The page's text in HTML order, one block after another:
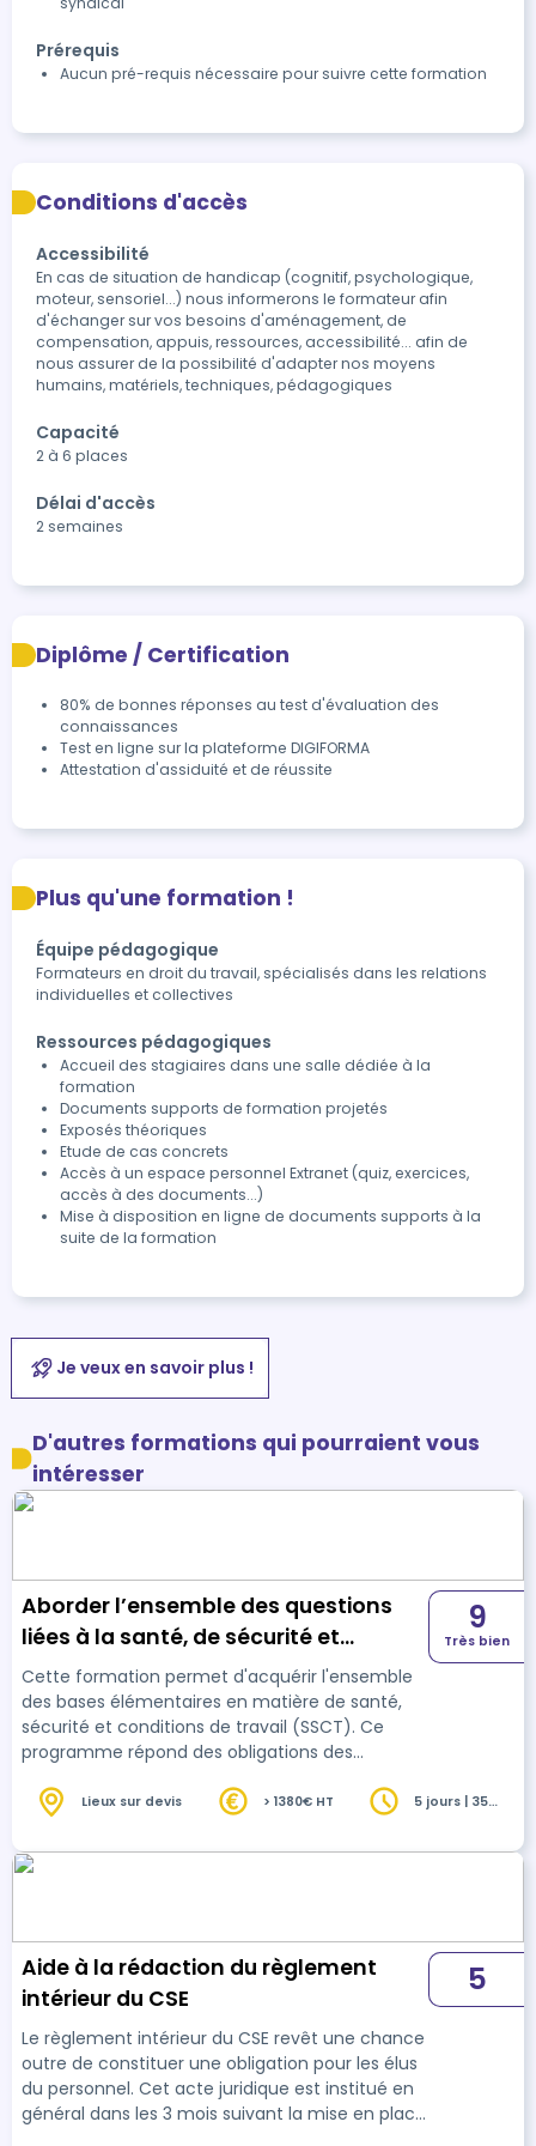
Prérequis
Aucun pré-requis nécessaire pour suivre cette formation
Conditions d'accès
Accessibilité
En cas de situation de handicap (cognitif, psychologique,
moteur, sensoriel...) nous informerons le formateur afin
d'échanger sur vos besoins d'aménagement, de
compensation, appuis, ressources, accessibilité... afin de
nous assurer de la possibilité d'adapter nos moyens
humains, matériels, techniques, pédagogiques
Capacité
2 à 6 places
Délai d'accès
2 semaines
Diplôme / Certification
80% de bonnes réponses au test d'évaluation des
connaissances
Test en ligne sur la plateforme DIGIFORMA
Attestation d'assiduité et de réussite
Plus qu'une formation !
Équipe pédagogique
Formateurs en droit du travail, spécialisés dans les relations
individuelles et collectives
Ressources pédagogiques
Accueil des stagiaires dans une salle dédiée à la
formation
Documents supports de formation projetés
Exposés théoriques
Etude de cas concrets
Accès à un espace personnel Extranet (quiz, exercices,
accès à des documents...)
Mise à disposition en ligne de documents supports à la
suite de la formation
Je veux en savoir plus !
D'autres formations qui pourraient vous
intéresser
Aborder l’ensemble des questions
liées à la santé, de sécurité et
conditions de travail (SSCT)
Cette formation permet d'acquérir l'ensemble
des bases élémentaires en matière de santé,
sécurité et conditions de travail (SSCT). Ce
programme répond des obligations des
disposeront de toutes les clés pour traiter des
9
Très bien
Lieux sur devis > 1380€ HT
5 jours | 35
Aide à la rédaction du règlement
intérieur du CSE
Le règlement intérieur du CSE revêt une chance
outre de constituer une obligation pour les élus
du personnel. Cet acte juridique est institué en
général dans les 3 mois suivant la mise en place
5